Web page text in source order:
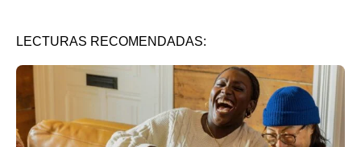
LECTURAS RECOMENDADAS: